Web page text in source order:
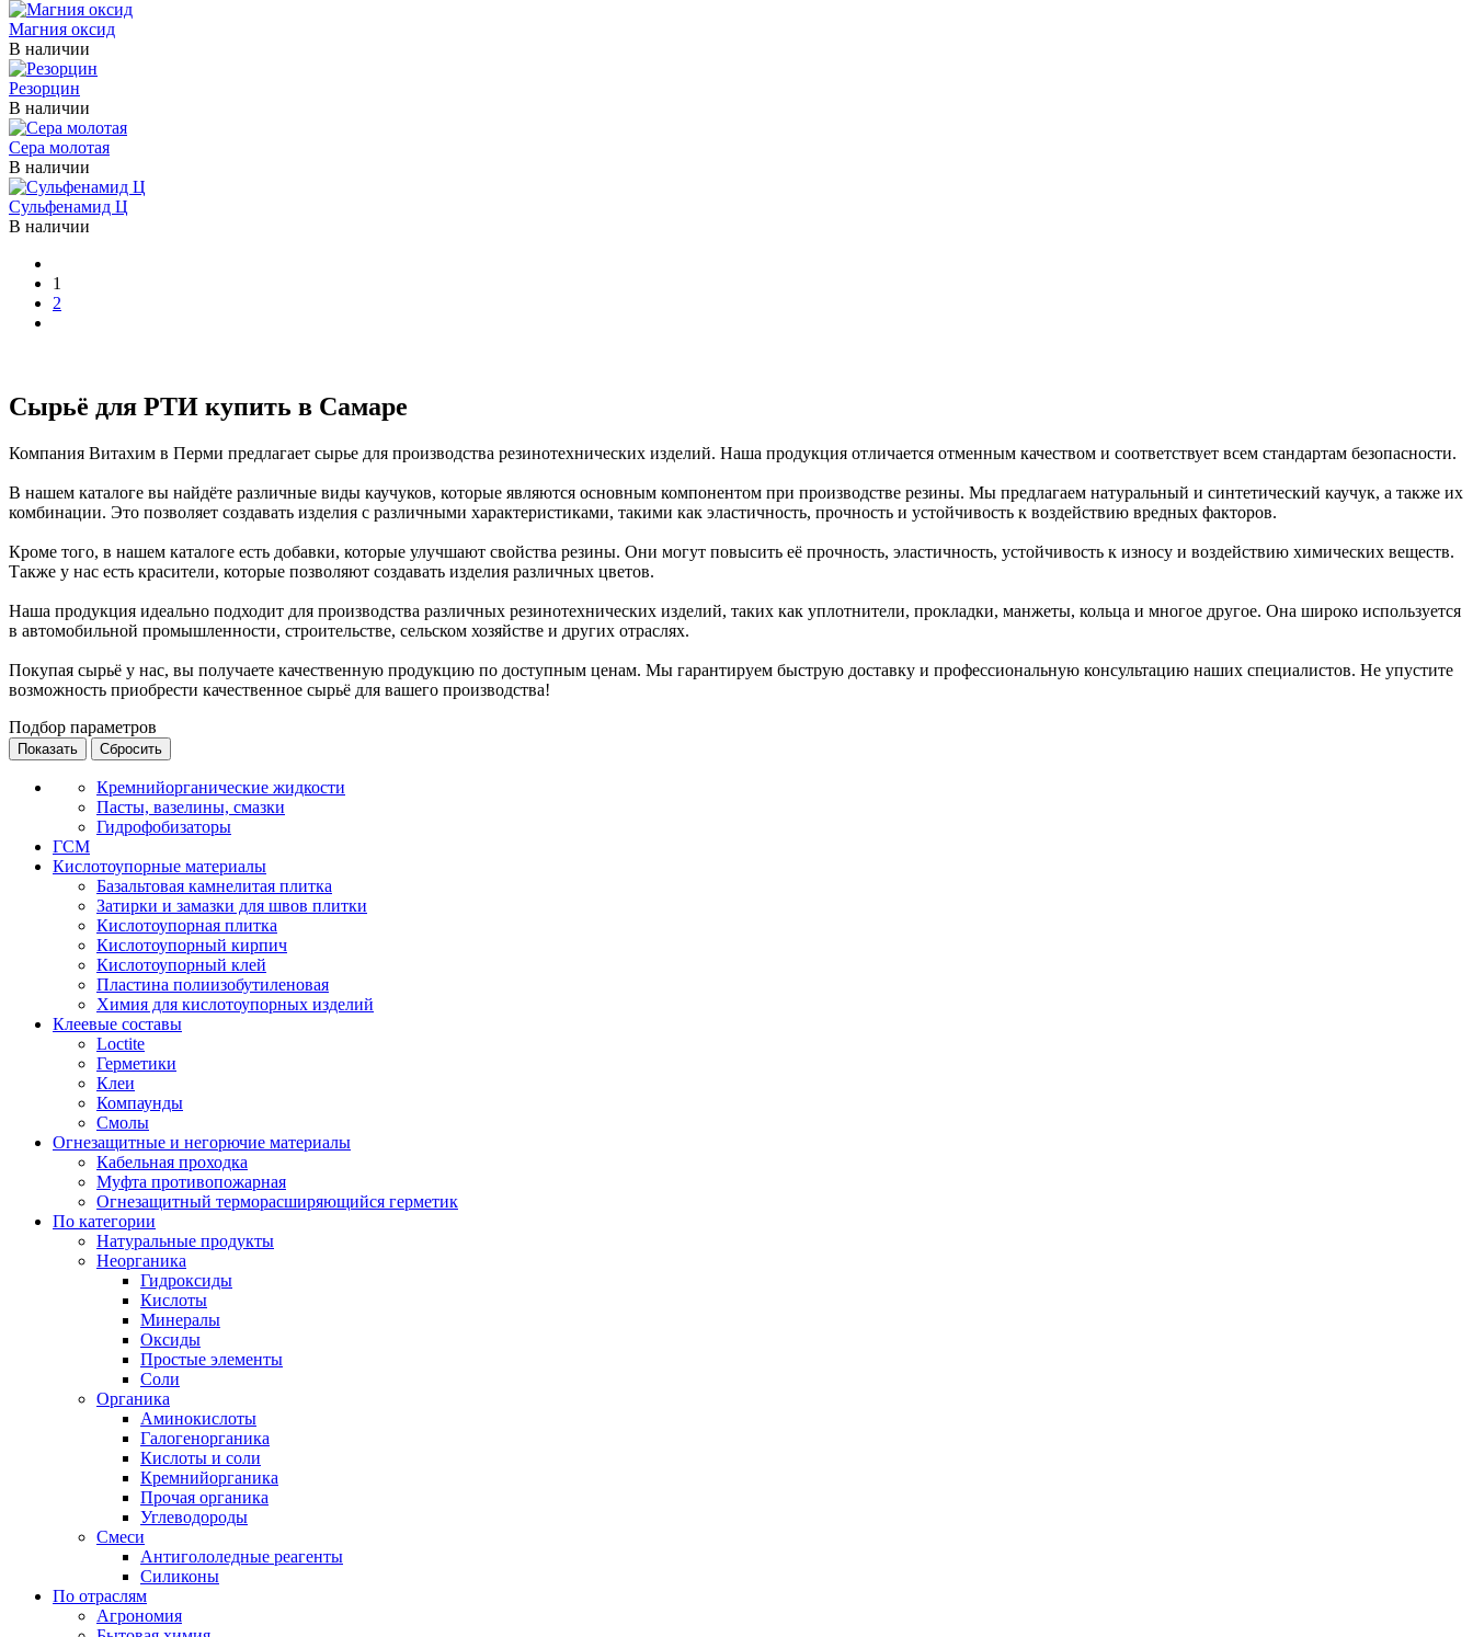
Магния оксид
В наличии
Резорцин
В наличии
Сера молотая
В наличии
Сульфенамид Ц
В наличии
1
2
Сырьё для РТИ купить в Самаре
Компания Витахим в Перми предлагает сырье для производства резинотехнических изделий. Наша продукция отличается отменным качеством и соответствует всем стандартам безопасности.
В нашем каталоге вы найдёте различные виды каучуков, которые являются основным компонентом при производстве резины. Мы предлагаем натуральный и синтетический каучук, а также их
комбинации. Это позволяет создавать изделия с различными характеристиками, такими как эластичность, прочность и устойчивость к воздействию вредных факторов.
Кроме того, в нашем каталоге есть добавки, которые улучшают свойства резины. Они могут повысить её прочность, эластичность, устойчивость к износу и воздействию химических веществ.
Также у нас есть красители, которые позволяют создавать изделия различных цветов.
Наша продукция идеально подходит для производства различных резинотехнических изделий, таких как уплотнители, прокладки, манжеты, кольца и многое другое. Она широко используется
в автомобильной промышленности, строительстве, сельском хозяйстве и других отраслях.
Покупая сырьё у нас, вы получаете качественную продукцию по доступным ценам. Мы гарантируем быструю доставку и профессиональную консультацию наших специалистов. Не упустите
возможность приобрести качественное сырьё для вашего производства!
Подбор параметров
Кремнийорганические жидкости
Пасты, вазелины, смазки
Гидрофобизаторы
ГСМ
Кислотоупорные материалы
Базальтовая камнелитая плитка
Затирки и замазки для швов плитки
Кислотоупорная плитка
Кислотоупорный кирпич
Кислотоупорный клей
Пластина полиизобутиленовая
Химия для кислотоупорных изделий
Клеевые составы
Loctite
Герметики
Клеи
Компаунды
Смолы
Огнезащитные и негорючие материалы
Кабельная проходка
Муфта противопожарная
Огнезащитный терморасширяющийся герметик
По категории
Натуральные продукты
Неорганика
Гидроксиды
Кислоты
Минералы
Оксиды
Простые элементы
Соли
Органика
Аминокислоты
Галогенорганика
Кислоты и соли
Кремнийорганика
Прочая органика
Углеводороды
Смеси
Антигололедные реагенты
Силиконы
По отраслям
Агрономия